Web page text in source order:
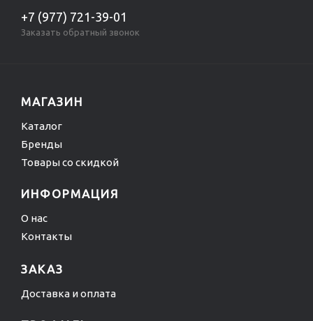
+7 (977) 721-39-01
Заказать обратный звонок
МАГАЗИН
Каталог
Бренды
Товары со скидкой
ИНФОРМАЦИЯ
О нас
Контакты
ЗАКАЗ
Доставка и оплата